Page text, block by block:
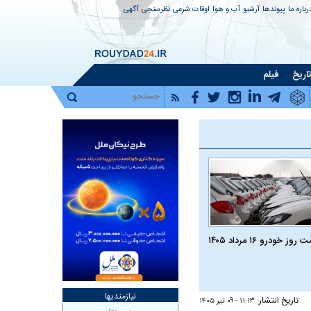
ما پیوندها آرشیو آب و هوا اوقات شرعی نظرسنجی آگهی
تاریخ فیلم
خودرو ۱۶ مرداد ۱۴۰۵
تاریخ انتشار: ۱۱:۱۳ - ۰۹ تير ۱۴۰۵ نیازمندیها